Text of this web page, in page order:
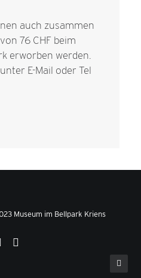
auch zusammen
76 CHF beim
erworben werden.
E-Mail oder Tel
Museum im Bellpark Kriens